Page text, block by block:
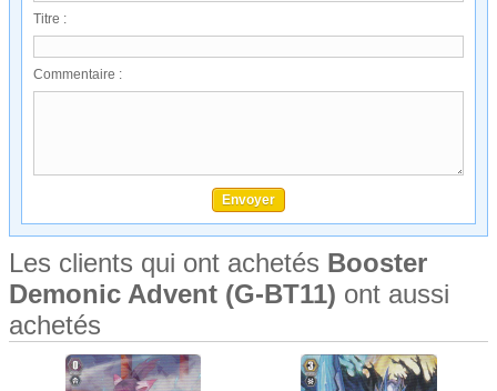
Titre :
Commentaire :
Les clients qui ont achetés Booster
Demonic Advent (G-BT11) ont aussi
achetés